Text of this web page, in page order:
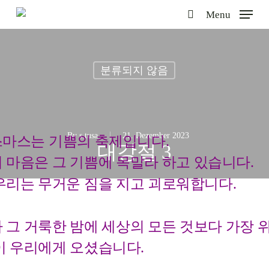
Skip
search
Menu
분류되지 않음
대강절 3
By s.tusa 21. Dezember 2023
스는 기쁨의 축제입니다.
마음은 그 기쁨에 목말라 하고 있습니다.
리는 무거운 짐을 지고 괴로워합니다.
그 거룩한 밤에 세상의 모든 것보다 가장
우리에게 오셨습니다.